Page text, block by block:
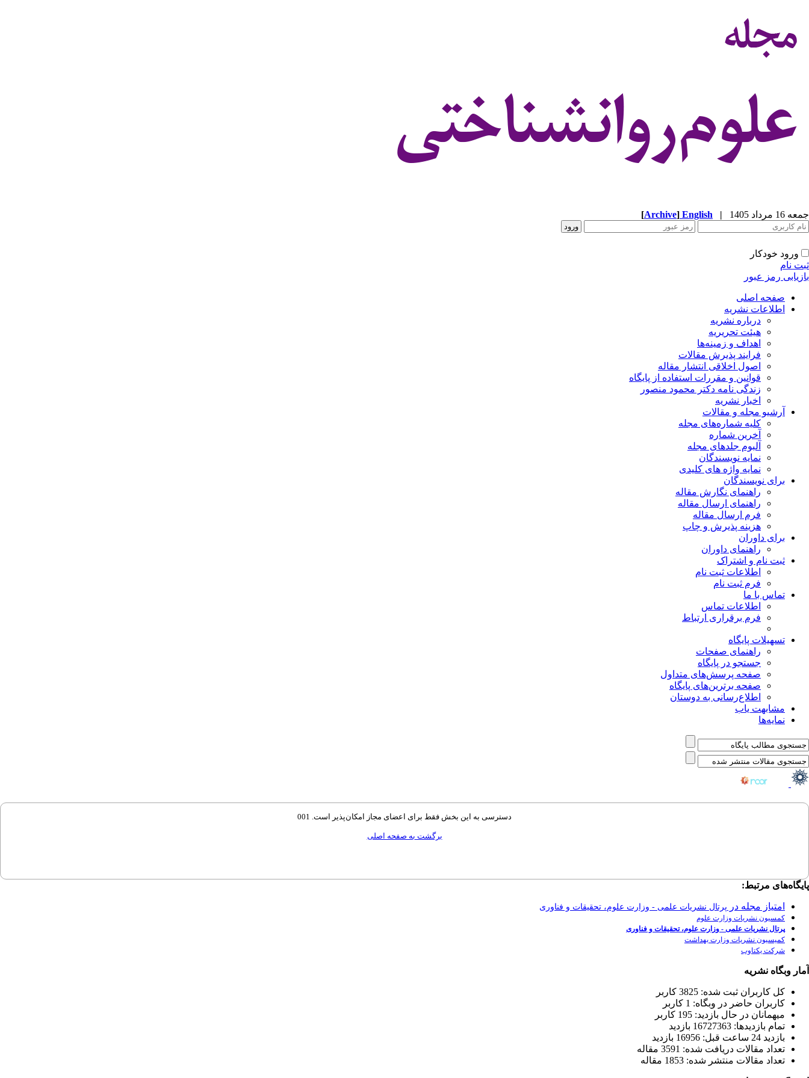
جمعه 16 مرداد 1405 |
English
[Archive]
ورود خودکار
ثبت نام
بازیابی رمز عبور
صفحه اصلی
اطلاعات نشریه
درباره نشریه
هیئت تحریریه
اهداف و زمینه‌ها
فرایند پذیرش مقالات
اصول اخلاقی انتشار مقاله
قوانین و مقررات استفاده از پایگاه
زندگی نامه دکتر محمود منصور
اخبار نشریه
آرشیو مجله و مقالات
کلیه شماره‌های مجله
آخرین شماره
آلبوم جلدهای مجله
نمایه نویسندگان
نمایه واژه های کلیدی
برای نویسندگان
راهنمای نگارش مقاله
راهنمای ارسال مقاله
فرم ارسال مقاله
هزینه پذیرش و چاپ
برای داوران
راهنمای داوران
ثبت نام و اشتراک
اطلاعات ثبت نام
فرم ثبت نام
تماس با ما
اطلاعات تماس
فرم برقراری ارتباط
تسهیلات پایگاه
راهنمای صفحات
جستجو در پایگاه
صفحه پرسش‌های متداول
صفحه برترین‌های پایگاه
اطلاع‌رسانی به دوستان
مشابهت یاب
نمایه‌ها
دسترسی به این بخش فقط برای اعضای مجاز امکان‌پذیر است. 001
برگشت به صفحه اصلی
پایگاه‌های مرتبط:
امتیاز مجله در پرتال نشریات علمی - وزارت علوم، تحقیقات و فناوری
کمسیون نشریات وزارت علوم
پرتال نشریات علمی - وزارت علوم، تحقیقات و فناوری
کمیسیون نشریات وزارت بهداشت
شرکت یکتاوب
آمار وبگاه نشریه
كل کاربران ثبت شده: 3825 کاربر
کاربران حاضر در وبگاه: 1 کاربر
ميهمانان در حال بازديد: 195 کاربر
تمام بازديد‌ها: 16727363 بازدید
بازديد 24 ساعت قبل: 16956 بازدید
تعداد مقالات دریافت شده: 3591 مقاله
تعداد مقالات منتشر شده: 1853 مقاله